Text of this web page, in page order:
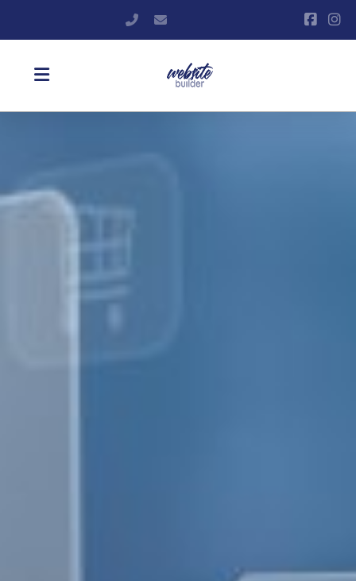
+420 606 571 990